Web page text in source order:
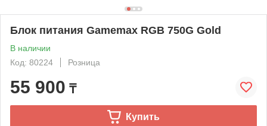
Блок питания Gamemax RGB 750G Gold
В наличии
Код: 80224
Розница
55 900 ₸
Купить